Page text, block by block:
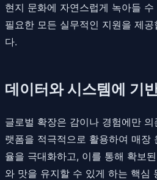
현지 문화에 자연스럽게 녹아들
필요한 모든 실무적인 지원을 제
다.
데이터와 시스템에 기
글로벌 확장은 감이나 경험에만
랫폼을 적극적으로 활용하여 매장
율을 극대화하고, 이를 통해 확보
와 맛을 유지할 수 있게 하는 핵심